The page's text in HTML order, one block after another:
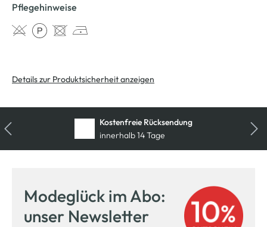
Pflegehinweise
Details zur Produktsicherheit anzeigen
Kostenfreie Rücksendung
innerhalb 14 Tage
Modeglück im Abo:
unser Newsletter